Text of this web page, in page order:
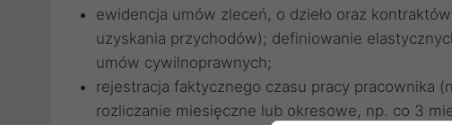
ewidencja umów zleceń, o dzieło oraz
uzyskania przychodów); definiowanie
umów cywilnoprawnych;
rejestracja faktycznego czasu pracy pracownika
rozliczanie miesięczne lub okresowe, np. co 3